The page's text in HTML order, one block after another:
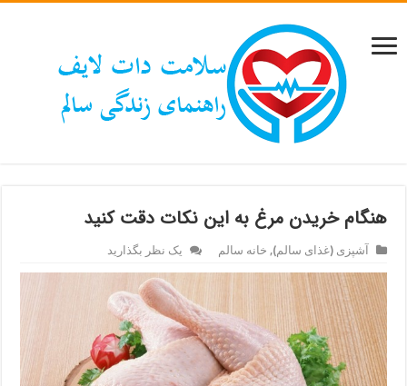
هنگام خریدن مرغ به این نکات دقت کنید
آشپزی (غذای سالم), خانه سالم یک نظر بگذارید